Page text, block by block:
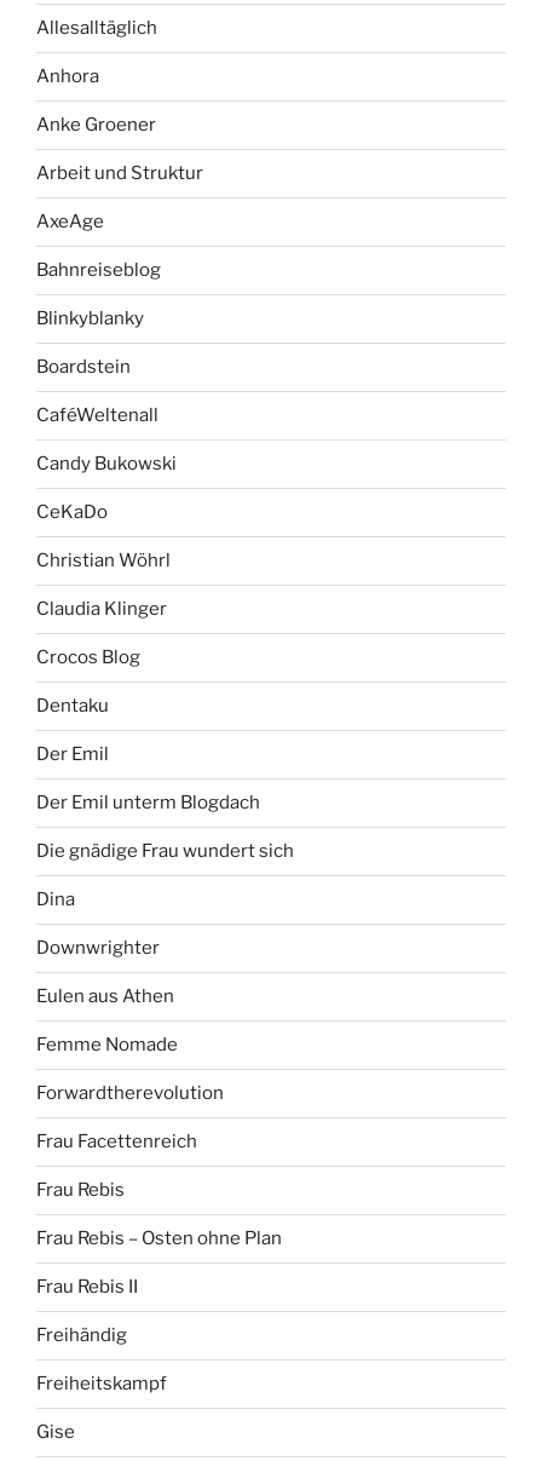
Allesalltäglich
Anhora
Anke Groener
Arbeit und Struktur
AxeAge
Bahnreiseblog
Blinkyblanky
Boardstein
CaféWeltenall
Candy Bukowski
CeKaDo
Christian Wöhrl
Claudia Klinger
Crocos Blog
Dentaku
Der Emil
Der Emil unterm Blogdach
Die gnädige Frau wundert sich
Dina
Downwrighter
Eulen aus Athen
Femme Nomade
Forwardtherevolution
Frau Facettenreich
Frau Rebis
Frau Rebis – Osten ohne Plan
Frau Rebis II
Freihändig
Freiheitskampf
Gise